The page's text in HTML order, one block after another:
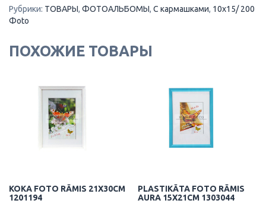
Рубрики: ТОВАРЫ, ФОТОАЛЬБОМЫ, С кармашками, 10x15/ 200
Фoto
ПОХОЖИЕ ТОВАРЫ
KOKA FOTO RĀMIS 21X30CM
1201194
PLASTIKĀTA FOTO RĀMIS
AURA 15X21CM 1303044